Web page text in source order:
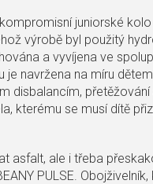
juniorské
výrobě byl použitý
a vyvíjena ve
navržena na míru
disbalancím,
kterému se musí dítě
asfalt, ale i třeba
PULSE.